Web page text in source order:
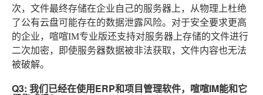
次，文件最终存储在企业自己的服务器上，从物理上杜绝
了公有云盘可能存在的数据泄露风险。对于安全要求更高
的企业，喧喧IM专业版还支持对服务器上存储的文件进行
二次加密，即使服务器数据被非法获取，文件内容也无法
被破解。
Q3: 我们已经在使用ERP和项目管理软件，喧喧IM能和它